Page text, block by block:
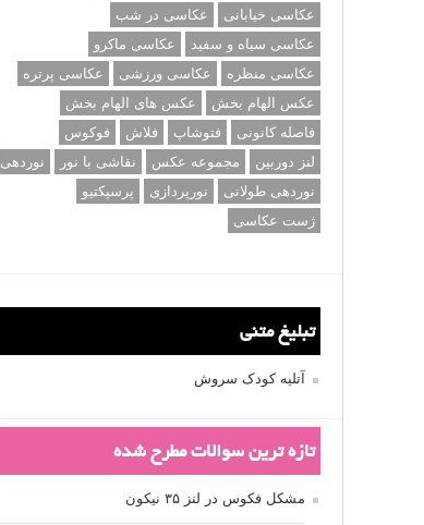
عکاسی خیابانی
عکاسی در شب
عکاسی سیاه و سفید
عکاسی ماکرو
عکاسی منظره
عکاسی ورزشی
عکاسی پرتره
عکس الهام بخش
عکس های الهام بخش
فاصله کانونی
فتوشاپ فلاش
فوکوس
لنز دوربین
مجموعه عکس نقاشی با نور
نوردهی
نوردهی طولانی
نورپردازی
پرسپکتیو
ژست عکاسی
تبلیغ متنی
آتلیه کودک سروش
تازه ترین سوالات مطرح شده
مشکل فکوس در لنز ۳۵ نیکون